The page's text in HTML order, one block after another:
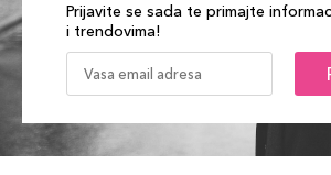
Prijavite se sada te primajte
i trendovima!